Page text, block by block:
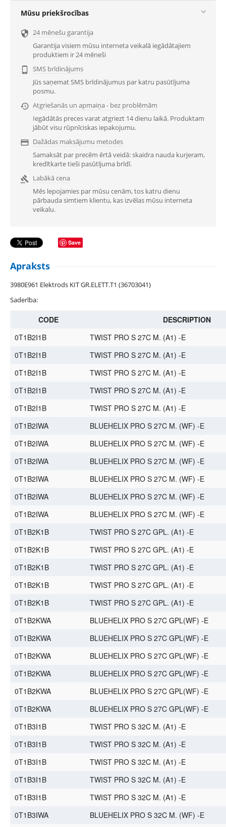
Mūsu priekšrocības
 24 mēnešu garantija
Garantija visiem mūsu interneta veikalā iegādātajiem
produktiem ir 24 mēneši

SMS brīdinājums
Jūs saņemat SMS brīdinājumus par katru pasūtījuma
posmu.
 Atgriešanās un apmaiņa - bez problēmām
Iegādātās preces varat atgriezt 14 dienu laikā. Produktam
jābūt visu rūpnīciskas iepakojumu.
 Dažādas maksājumu metodes
Samaksāt par precēm ērtā veidā: skaidra nauda kurjeram,
kredītkarte tieši pasūtījuma brīdī.

Labākā cena
Mēs lepojamies par mūsu cenām, tos katru dienu
pārbauda simtiem klientu, kas izvēlas mūsu interneta
veikalu.
Save
Apraksts
3980E961 Elektrods KIT GR.ELETT.T1 (36703041)
Saderība:
CODE
DESCRIPTION
0T1B2I1B
TWIST PRO S 27C M. (A1) -E
0T1B2I1B
TWIST PRO S 27C M. (A1) -E
0T1B2I1B
TWIST PRO S 27C M. (A1) -E
0T1B2I1B
TWIST PRO S 27C M. (A1) -E
0T1B2I1B
TWIST PRO S 27C M. (A1) -E
0T1B2IWA
BLUEHELIX PRO S 27C M. (WF) -E
0T1B2IWA
BLUEHELIX PRO S 27C M. (WF) -E
0T1B2IWA
BLUEHELIX PRO S 27C M. (WF) -E
0T1B2IWA
BLUEHELIX PRO S 27C M. (WF) -E
0T1B2IWA
BLUEHELIX PRO S 27C M. (WF) -E
0T1B2IWA
BLUEHELIX PRO S 27C M. (WF) -E
0T1B2K1B
TWIST PRO S 27C GPL. (A1) -E
0T1B2K1B
TWIST PRO S 27C GPL. (A1) -E
0T1B2K1B
TWIST PRO S 27C GPL. (A1) -E
0T1B2K1B
TWIST PRO S 27C GPL. (A1) -E
0T1B2K1B
TWIST PRO S 27C GPL. (A1) -E
0T1B2KWA
BLUEHELIX PRO S 27C GPL(WF) -E
0T1B2KWA
BLUEHELIX PRO S 27C GPL(WF) -E
0T1B2KWA
BLUEHELIX PRO S 27C GPL(WF) -E
0T1B2KWA
BLUEHELIX PRO S 27C GPL(WF) -E
0T1B2KWA
BLUEHELIX PRO S 27C GPL(WF) -E
0T1B2KWA
BLUEHELIX PRO S 27C GPL(WF) -E
0T1B3I1B
TWIST PRO S 32C M. (A1) -E
0T1B3I1B
TWIST PRO S 32C M. (A1) -E
0T1B3I1B
TWIST PRO S 32C M. (A1) -E
0T1B3I1B
TWIST PRO S 32C M. (A1) -E
0T1B3I1B
TWIST PRO S 32C M. (A1) -E
0T1B3IWA
BLUEHELIX PRO S 32C M. (WF) -E